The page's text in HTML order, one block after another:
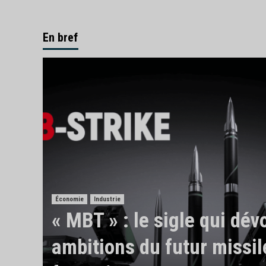
En bref
Économie Industrie
« MBT » : le sigle qui
ambitions du futur